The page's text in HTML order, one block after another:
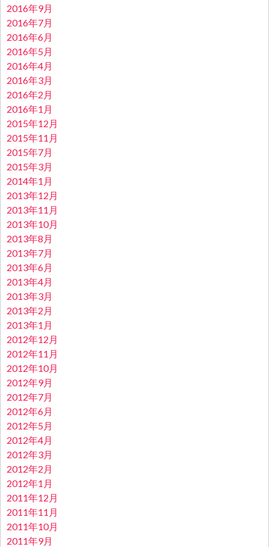
2016年9月
2016年7月
2016年6月
2016年5月
2016年4月
2016年3月
2016年2月
2016年1月
2015年12月
2015年11月
2015年7月
2015年3月
2014年1月
2013年12月
2013年11月
2013年10月
2013年8月
2013年7月
2013年6月
2013年4月
2013年3月
2013年2月
2013年1月
2012年12月
2012年11月
2012年10月
2012年9月
2012年7月
2012年6月
2012年5月
2012年4月
2012年3月
2012年2月
2012年1月
2011年12月
2011年11月
2011年10月
2011年9月